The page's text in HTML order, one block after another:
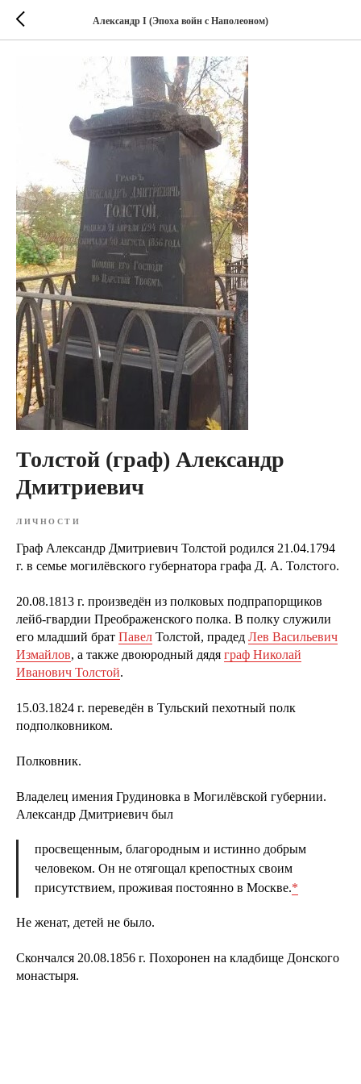
Александр I (Эпоха войн с Наполеоном)
Толстой (граф) Александр
Дмитриевич
ЛИЧНОСТИ
Граф Александр Дмитриевич Толстой родился 21.04.1794
г. в семье могилёвского губернатора графа Д. А. Толстого.
20.08.1813 г. произведён из полковых подпрапорщиков
лейб-гвардии Преображенского полка. В полку служили
его младший брат Павел Толстой, прадед Лев Васильевич
Измайлов, а также двоюродный дядя граф Николай
Иванович Толстой.
15.03.1824 г. переведён в Тульский пехотный полк
подполковником.
Полковник.
Владелец имения Грудиновка в Могилёвской губернии.
Александр Дмитриевич был
просвещенным, благородным и истинно добрым
человеком. Он не отягощал крепостных своим
присутствием, проживая постоянно в Москве.*
Не женат, детей не было.
Скончался 20.08.1856 г. Похоронен на кладбище Донского
монастыря.